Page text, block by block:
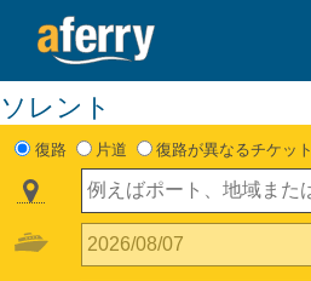
ソレント
復路 片道 復路が異なるチケット